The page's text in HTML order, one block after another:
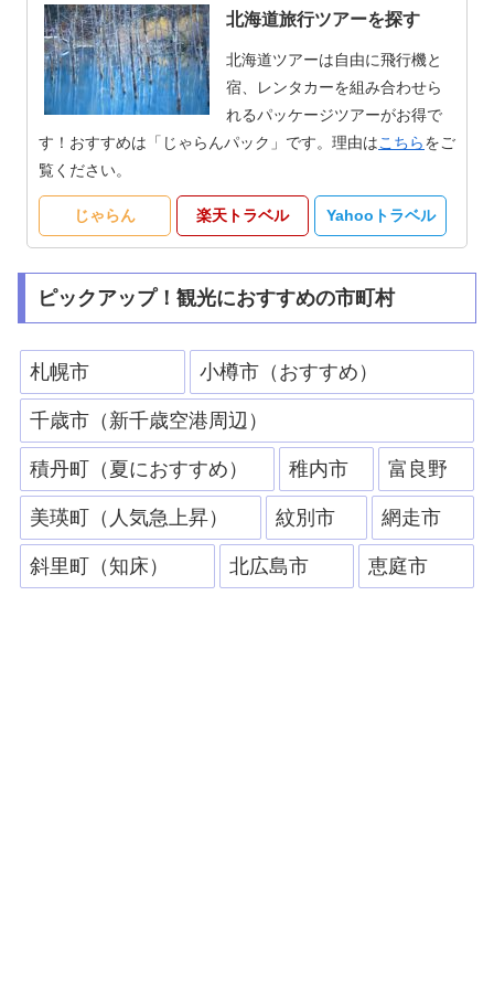
北海道旅行ツアーを探す
北海道ツアーは自由に飛行機と
宿、レンタカーを組み合わせら
れるパッケージツアーがお得で
す！おすすめは「じゃらんパック」です。理由はこちらをご
覧ください。
じゃらん 楽天トラベル Yahooトラベル
ピックアップ！観光におすすめの市町村
札幌市 小樽市（おすすめ）
千歳市（新千歳空港周辺）
積丹町（夏におすすめ） 稚内市 富良野
美瑛町（人気急上昇） 紋別市 網走市
斜里町（知床） 北広島市 恵庭市